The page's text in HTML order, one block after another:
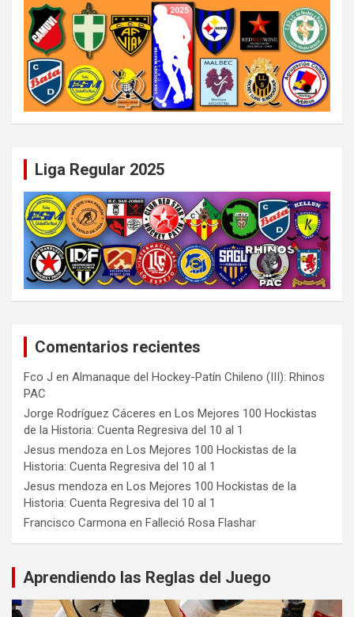
Liga Regular 2025
Comentarios recientes
Fco J en Almanaque del Hockey-Patín Chileno (III): Rhinos
PAC
Jorge Rodríguez Cáceres en Los Mejores 100 Hockistas
de la Historia: Cuenta Regresiva del 10 al 1
Jesus mendoza en Los Mejores 100 Hockistas de la
Historia: Cuenta Regresiva del 10 al 1
Jesus mendoza en Los Mejores 100 Hockistas de la
Historia: Cuenta Regresiva del 10 al 1
Francisco Carmona en Falleció Rosa Flashar
Aprendiendo las Reglas del Juego